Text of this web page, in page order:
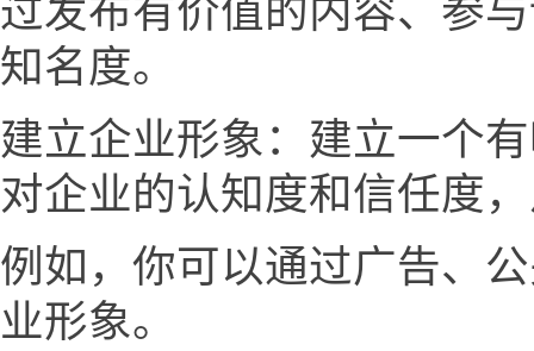
过发布有价值的内容、参
知名度。
建立企业形象：建立一个
对企业的认知度和信任度
例如，你可以通过广告、
业形象。